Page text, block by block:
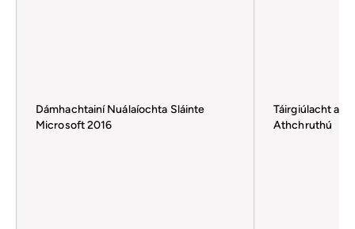
Dámhachtainí Nuálaíochta Sláinte
Microsoft 2016
Táirgiúlacht
Athchruthú